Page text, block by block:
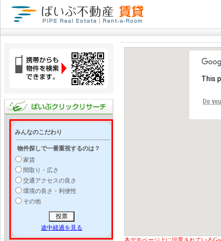
みんなのこだわり
物件探しで一番重視するのは？
家賃
間取り・広さ
交通アクセスの良さ
環境の良さ・利便性
その他
途中経過を見る
This
Do